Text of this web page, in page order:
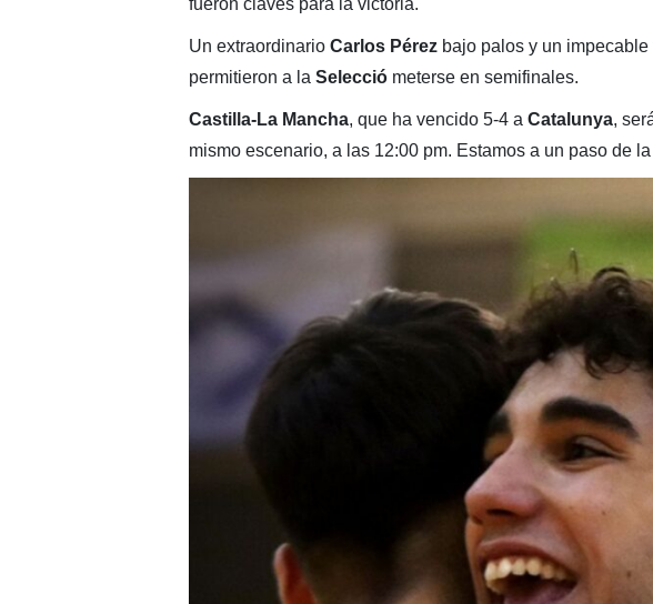
fueron claves para la victoria.
Un extraordinario Carlos Pérezbajo palos y un impecable
permitieron a la Selecciómeterse en semifinales.
Castilla-La Mancha, que ha vencido 5-4 a Catalunya,
mismo escenario, a las 12:00 pm. Estamos a un paso de